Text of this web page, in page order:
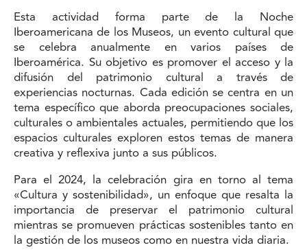
Esta actividad forma parte de la Noche
Iberoamericana de los Museos, un evento cultural que
se celebra anualmente en varios países de
Iberoamérica. Su objetivo es promover el acceso y la
difusión del patrimonio cultural a través de
experiencias nocturnas. Cada edición se centra en un
tema específico que aborda preocupaciones sociales,
culturales o ambientales actuales, permitiendo que los
espacios culturales exploren estos temas de manera
creativa y reflexiva junto a sus públicos.
Para el 2024, la celebración gira en torno al tema
«Cultura y sostenibilidad», un enfoque que resalta la
importancia de preservar el patrimonio cultural
mientras se promueven prácticas sostenibles tanto en
la gestión de los museos como en nuestra vida diaria.